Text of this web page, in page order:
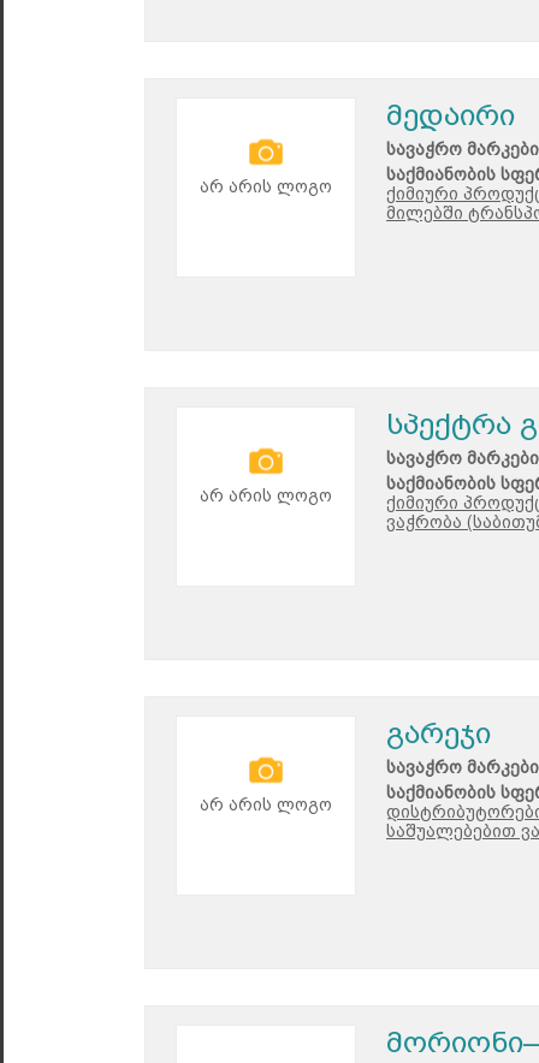
არ არის ლოგო
მედაირი
სავაჭრო
საქმიანობის
ქიმიური
მილებში
არ არის ლოგო
სპექტრა
სავაჭრო
საქმიანობის
ქიმიური
ვაჭრობა
არ არის ლოგო
გარეჯი
სავაჭრო
საქმიანობის
საშუალებებით